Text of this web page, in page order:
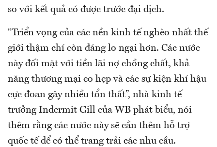
so với kết quả có được trước đại dịch.
“Triển vọng của các nền kinh tế nghèo nhất thế
giới thậm chí còn đáng lo ngại hơn. Các nước
này đối mặt với tiền lãi nợ chồng chất, khả
năng thương mại eo hẹp và các sự kiện khí hậu
cực đoan gây nhiều tổn thất”, nhà kinh tế
trưởng Indermit Gill của WB phát biểu, nói
thêm rằng các nước này sẽ cần thêm hỗ trợ
quốc tế để có thể trang trải các nhu cầu.